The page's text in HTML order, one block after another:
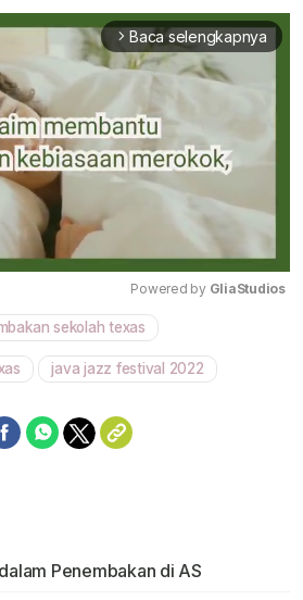
arrow_forward_ios Baca selengkapnya
Powered by GliaStudios
sekolah texas
java jazz festival 2022
Penembakan di AS